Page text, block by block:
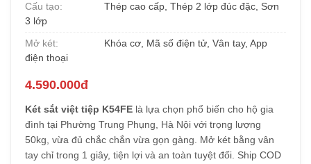
Cấu tạo:
Thép cao cấp, Thép 2 lớp đúc đặc, Sơn
3 lớp
Mở két:
Khóa cơ, Mã số điện tử, Vân tay, App
điện thoại
4.590.000đ
Két sắt việt tiệp K54FE là lựa chọn phổ biến cho hộ gia
đình tại Phường Trung Phụng, Hà Nội với trọng lượng
50kg, vừa đủ chắc chắn vừa gọn gàng. Mở két bằng vân
tay chỉ trong 1 giây, tiện lợi và an toàn tuyệt đối. Ship COD